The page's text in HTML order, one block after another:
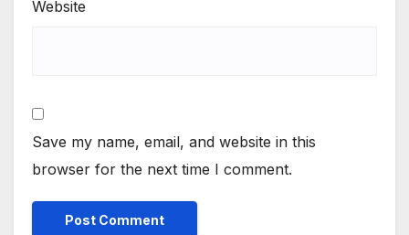
Website
Save my name, email, and website in this
browser for the next time I comment.